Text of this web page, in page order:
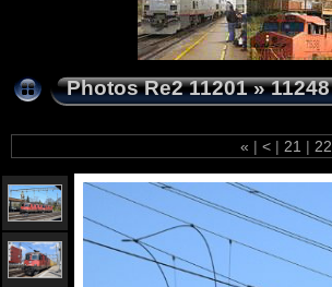
Photos Re2 11201»11248
« | < | 21 | 22